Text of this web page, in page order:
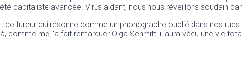
capitaliste avancée. Virus aidant, nous nous réveillons soudain
fureur qui résonne comme un phonographe oublié dans nos
comme me l’a fait remarquer Olga Schmitt, il aura vécu une vie